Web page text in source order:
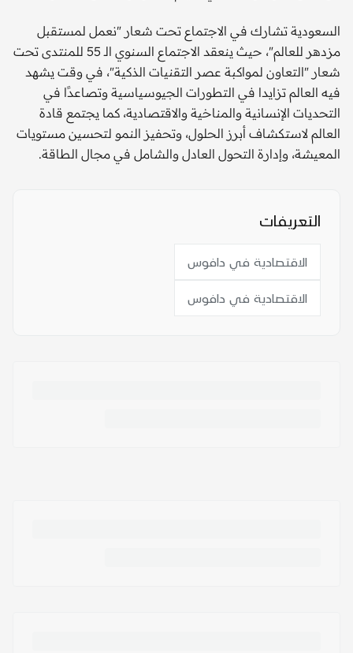
السعودية تشارك في الاجتماع تحت شعار "نعمل لمستقبل
مزدهر للعالم"، حيث ينعقد الاجتماع السنوي الـ 55 للمنتدى تحت
شعار "التعاون لمواكبة عصر التقنيات الذكية"، في وقت يشهد
فيه العالم تزايدا في التطورات الجيوسياسية وتصاعدًا في
التحديات الإنسانية والمناخية والاقتصادية، كما يجتمع قادة
العالم لاستكشاف أبرز الحلول، وتحفيز النمو لتحسين مستويات
المعيشة، وإدارة التحول العادل والشامل في مجال الطاقة.
التعريفات
الاقتصادية في دافوس
الاقتصادية في دافوس